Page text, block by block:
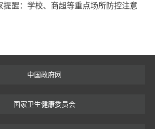
提醒：学校、商超等重点场所防控注意
中国政府网
国家卫生健康委员会